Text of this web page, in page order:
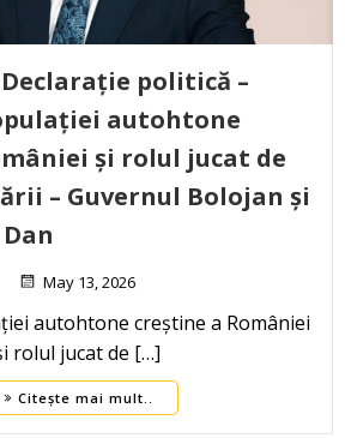
politică –
autohtone
și rolul jucat de
– Guvernul Bolojan și
May 13, 2026
autohtone creștine a României
rolul jucat de […]
Citește mai mult..